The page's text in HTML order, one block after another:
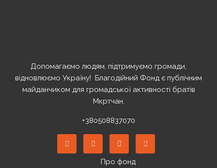
Допомагаємо людям, підтримуємо громади,
відновлюємо Україну! ️ Благодійний Фонд є публічним
майданчиком для громадської активності братів
Мкртчан.
+380508837070
Про фонд